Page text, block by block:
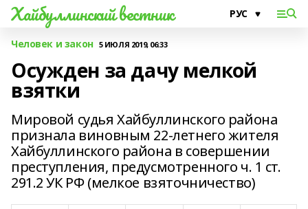
Хайбуллинский вестник
Человек и закон 5 ИЮЛЯ 2019, 06:33
Осужден за дачу мелкой
взятки
Мировой судья Хайбуллинского района
признала виновным 22-летнего жителя
Хайбуллинского района в совершении
преступления, предусмотренного ч. 1 ст.
291.2 УК РФ (мелкое взяточничество)